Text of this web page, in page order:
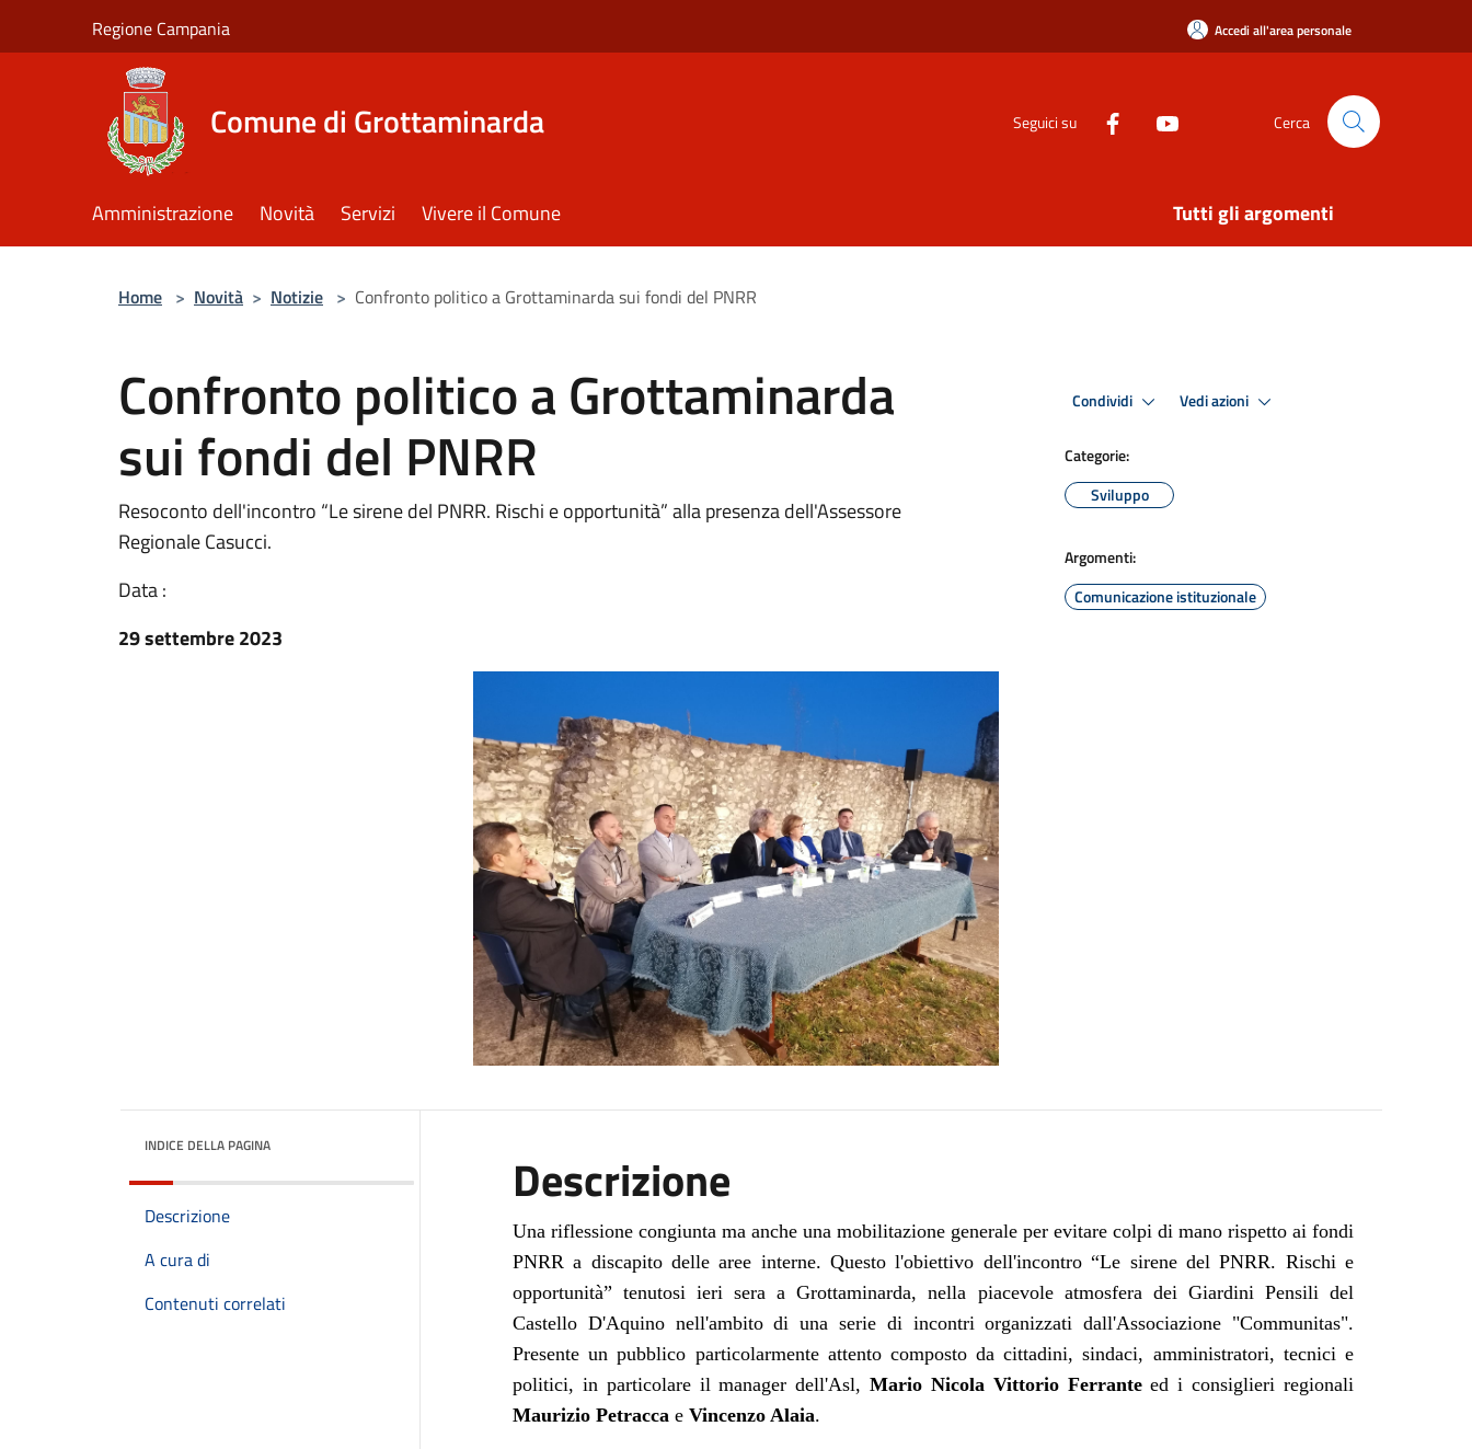
Regione Campania Accedi all'area personale
Comune di Grottaminarda Seguici su Cerca
Amministrazione Novità Servizi Vivere il Comune Tutti gli argomenti
Home > Novità > Notizie > Confronto politico a Grottaminarda sui fondi del PNRR
Confronto politico a Grottaminarda
sui fondi del PNRR
Resoconto dell'incontro “Le sirene del PNRR. Rischi e opportunità” alla presenza dell'Assessore
Regionale Casucci.
Data :
29 settembre 2023
Condividi Vedi azioni
Categorie:
Sviluppo
Argomenti:
Comunicazione istituzionale
INDICE DELLA PAGINA
Descrizione
A cura di
Contenuti correlati
Descrizione
Una riflessione congiunta ma anche una mobilitazione generale per evitare colpi di mano rispetto ai fondi
PNRR a discapito delle aree interne. Questo l'obiettivo dell'incontro“Le sirene del PNRR. Rischi e
opportunità” tenutosi ieri sera a Grottaminarda, nella piacevole atmosfera dei Giardini Pensili del
Castello D'Aquino nell'ambito di una serie di incontri organizzati dall'Associazione "Communitas".
Presente un pubblico particolarmente attento composto da cittadini, sindaci, amministratori, tecnici e
politici, in particolare il manager dell'Asl,Mario Nicola Vittorio Ferranteed i consiglieri regionali
Maurizio Petraccae Vincenzo Alaia.